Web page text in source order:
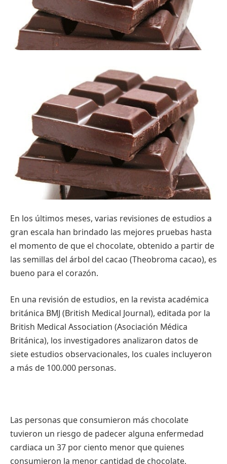
En los últimos meses, varias revisiones de estudios a
gran escala han brindado las mejores pruebas hasta
el momento de que el chocolate, obtenido a partir de
las semillas del árbol del cacao (Theobroma cacao), es
bueno para el corazón.
En una revisión de estudios, en la revista académica
británica BMJ (British Medical Journal), editada por la
British Medical Association (Asociación Médica
Británica), los investigadores analizaron datos de
siete estudios observacionales, los cuales incluyeron
a más de 100.000 personas.
Las personas que consumieron más chocolate
tuvieron un riesgo de padecer alguna enfermedad
cardiaca un 37 por ciento menor que quienes
consumieron la menor cantidad de chocolate,